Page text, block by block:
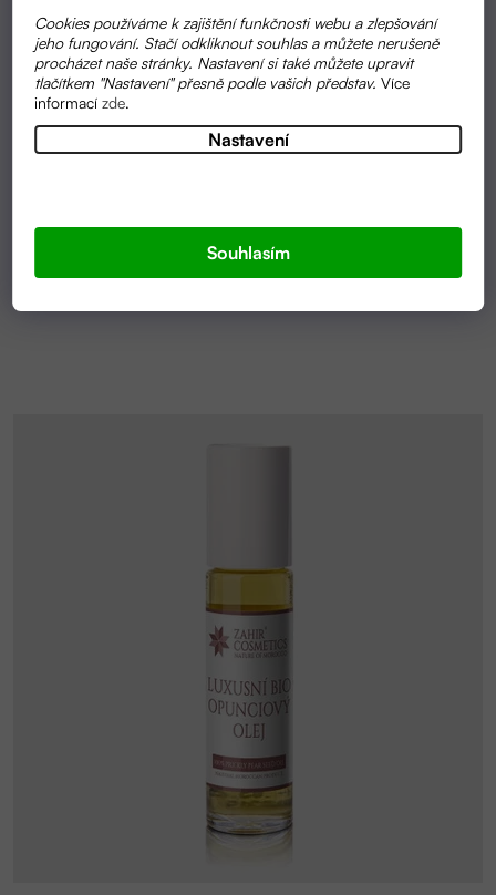
Cookies používáme k zajištění funkčnosti webu a zlepšování
jeho fungování. Stačí odkliknout souhlas a můžete nerušeně
procházet naše stránky. Nastavení si také můžete upravit
tlačítkem "Nastavení" přesně podle vašich představ.Více
informacízde.
Nastavení
Souhlasím
Průměrné
5,0
199 KČ